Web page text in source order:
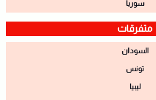
سوريا
متفرقات
السودان
تونس
ليبيا